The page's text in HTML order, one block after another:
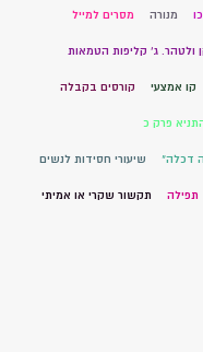
מנורה מסרים למייל
ולטהר. ג' קליפות הטמאות
קו אמצעי קורסים בקבלה
פרק כ
דכלה" שיעורי חסידות לנשים
תפילה תקשור שקרי או אמיתי